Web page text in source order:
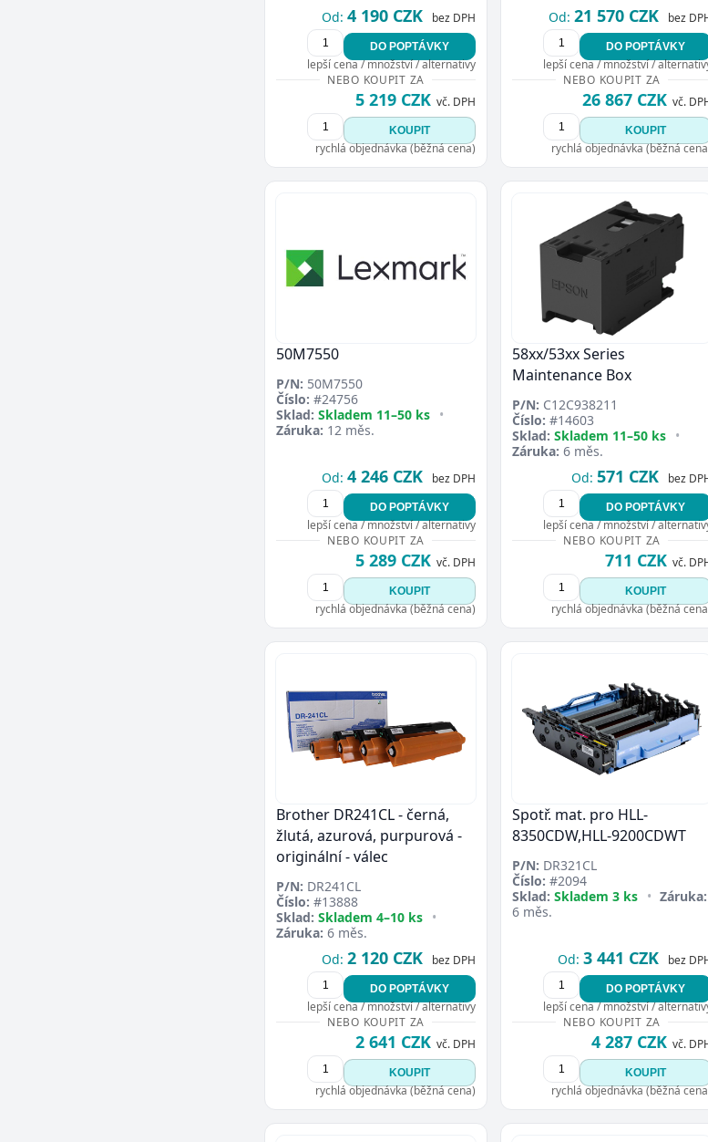
Přejít do
Od: 4 190 CZK bez DPH
DO POPTÁVKY
lepší cena / množství / alternativy
NEBO KOUPIT ZA
5 219 CZK vč. DPH
KOUPIT
rychlá objednávka (běžná cena)
Od: 21 570 CZK bez
DO POPTÁVKY
lepší cena / množství /
NEBO KOUPIT ZA
26 867 CZK vč.
KOUPIT
rychlá objednávka (běžná
50M7550
P/N: 50M7550
Číslo: #24756
Sklad: Skladem 11–50 ks •
Záruka: 12 měs.
Od: 4 246 CZK bez DPH
DO POPTÁVKY
lepší cena / množství / alternativy
NEBO KOUPIT ZA
5 289 CZK vč. DPH
KOUPIT
rychlá objednávka (běžná cena)
58xx/53xx Series
Maintenance Box
P/N: C12C938211
Číslo: #14603
Sklad: Skladem 11–50 ks •
Záruka: 6 měs.
Od: 571 CZK bez
DO POPTÁVKY
lepší cena / množství /
NEBO KOUPIT ZA
711 CZK vč.
KOUPIT
rychlá objednávka (běžná
Brother DR241CL - černá,
žlutá, azurová, purpurová -
originální - válec
P/N: DR241CL
Číslo: #13888
Sklad: Skladem 4–10 ks •
Záruka: 6 měs.
Od: 2 120 CZK bez DPH
DO POPTÁVKY
lepší cena / množství / alternativy
NEBO KOUPIT ZA
2 641 CZK vč. DPH
KOUPIT
rychlá objednávka (běžná cena)
Spotř. mat. pro HLL-
8350CDW,HLL-9200CDWT
P/N: DR321CL
Číslo: #2094
Sklad: Skladem 3 ks • Záruka:
6 měs.
Od: 3 441 CZK bez
DO POPTÁVKY
lepší cena / množství /
NEBO KOUPIT ZA
4 287 CZK vč.
KOUPIT
rychlá objednávka (běžná